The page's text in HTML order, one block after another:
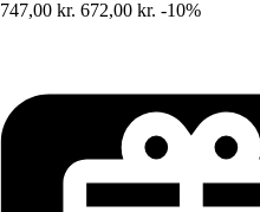
747,00 kr. 672,00 kr. -10%